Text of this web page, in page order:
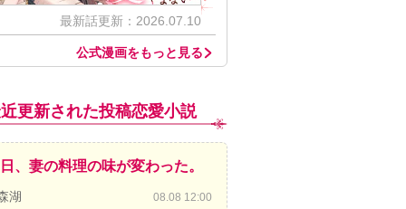
最新話更新：2026.07.10
公式漫画をもっと見る
更新された投稿恋愛小説
、妻の料理の味が変わった。
湖 08.08 12:00